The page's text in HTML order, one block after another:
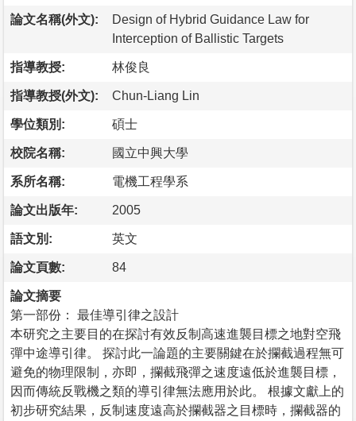
論文名稱(外文):
Design of Hybrid Guidance Law for
Interception of Ballistic Targets
指導教授: 林俊良
指導教授(外文): Chun-Liang Lin
學位類別: 碩士
校院名稱: 國立中興大學
系所名稱: 電機工程學系
論文出版年: 2005
語文別: 英文
論文頁數: 84
論文摘要
第一部份： 最佳導引律之設計
本研究之主要目的在探討有效反制高速進襲目標之地對空飛
彈中途導引律。 探討此一論題的主要關鍵在於攔截過程無可
避免的物理限制，亦即，攔截飛彈之速度遠低於進襲目標，
因而傳統反戰機之類的導引律無法應用於此。 根據文獻上的
初步研究結果，反制速度遠高於攔截器之目標時，攔截器的